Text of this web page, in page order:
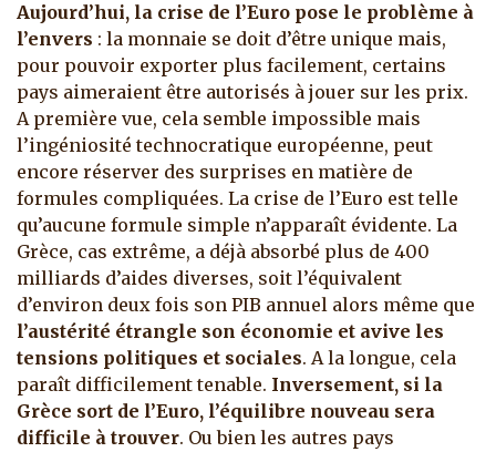
Aujourd’hui, la crise de l’Euro pose le problème à
l’envers : la monnaie se doit d’être unique mais,
pour pouvoir exporter plus facilement, certains
pays aimeraient être autorisés à jouer sur les prix.
A première vue, cela semble impossible mais
l’ingéniosité technocratique européenne, peut
encore réserver des surprises en matière de
formules compliquées. La crise de l’Euro est telle
qu’aucune formule simple n’apparaît évidente. La
Grèce, cas extrême, a déjà absorbé plus de 400
milliards d’aides diverses, soit l’équivalent
d’environ deux fois son PIB annuel alors même que
l’austérité étrangle son économie et avive les
tensions politiques et sociales. A la longue, cela
paraît difficilement tenable. Inversement, si la
Grèce sort de l’Euro, l’équilibre nouveau sera
difficile à trouver. Ou bien les autres pays